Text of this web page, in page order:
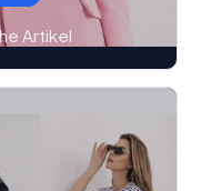
Artikel